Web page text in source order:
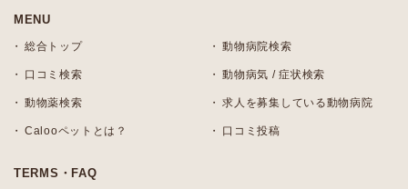
MENU
総合トップ 動物病院検索
口コミ検索 動物病気 / 症状検索
動物薬検索 求人を募集している動物病院
Calooペットとは？ 口コミ投稿
TERMS・FAQ